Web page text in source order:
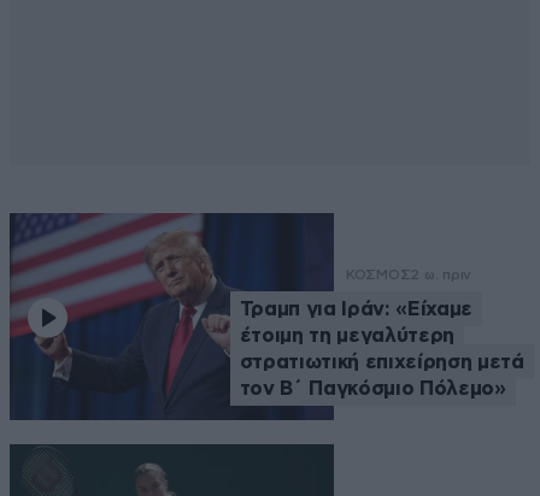
ΚΟΣΜΟΣ2 ω. πριν
Τραμπ για Ιράν: «Είχαμε
έτοιμη τη μεγαλύτερη
στρατιωτική επιχείρηση μετά
τον Β΄ Παγκόσμιο Πόλεμο»